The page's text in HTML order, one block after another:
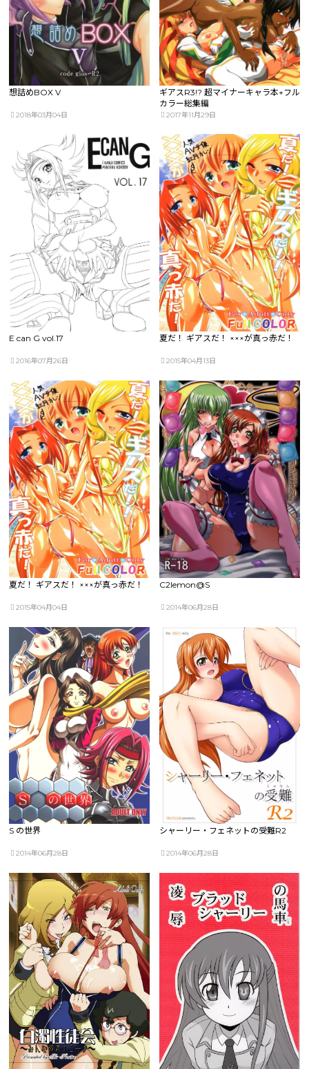
想詰めBOX V
2018年03月04日
ギアスR3!? 超マイナーキャラ本+フル
カラー総集編
2017年11月29日
E can G vol.17
2016年07月26日
夏だ！ ギアスだ！ ×××が真っ赤だ！
2015年04月13日
夏だ！ ギアスだ！ ×××が真っ赤だ！
2015年04月04日
C2lemon@S
2014年06月28日
S の世界
2014年06月28日
シャーリー・フェネットの受難R2
2014年06月28日